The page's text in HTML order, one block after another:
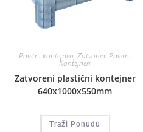
Paletni kontejneri, Zatvoreni Paletni
Kontejneri
Zatvoreni plastični kontejner
640x1000x550mm
Traži Ponudu